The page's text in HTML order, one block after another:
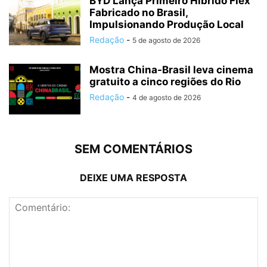
Fabricado no Brasil,
Impulsionando Produção Local
Redação - 5 de agosto de 2026
Mostra China-Brasil leva cinema
gratuito a cinco regiões do Rio
Redação - 4 de agosto de 2026
SEM COMENTÁRIOS
DEIXE UMA RESPOSTA